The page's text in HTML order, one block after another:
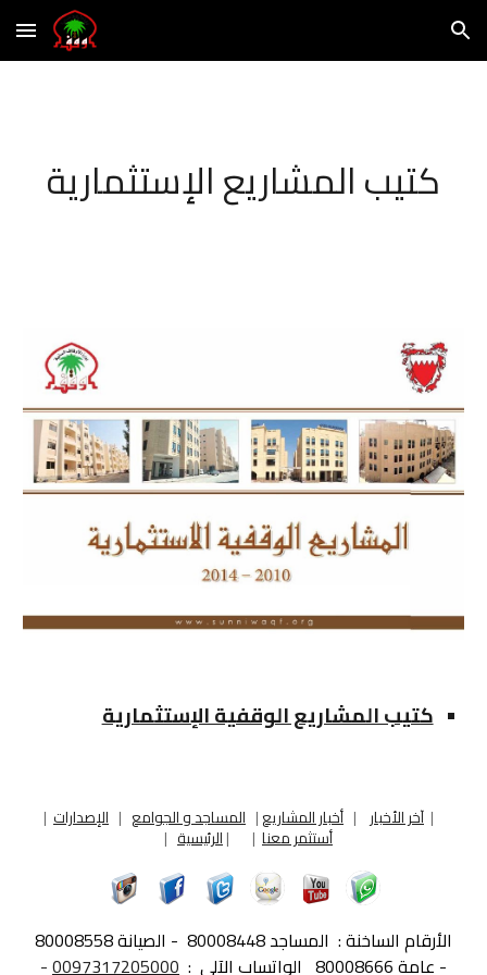
Skip to main content Skip to navigation
كتيب المشاريع الإستثمارية
كتيب المشاريع الوقفية الإستثمارية
| آخر الأخبار | أخبار المشاريع| المساجد و الجوامع | الإصدارات |
أستثمر معنا |
|الرئيسية |
الأرقام الساخنة :
المساجد 80008448 - الصيانة 80008558
- عامة 80008666
الواتساب الآلي : 0097317205000
-